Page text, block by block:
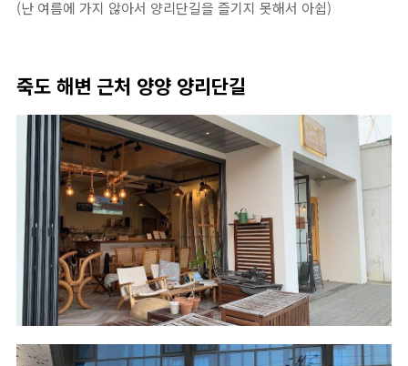
(난 여름에 가지 않아서 양리단길을 즐기지 못해서 아쉽)
죽도 해변 근처 양양 양리단길